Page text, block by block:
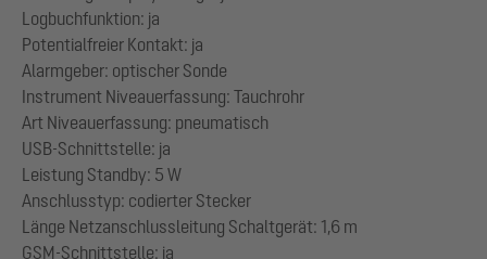
Logbuchfunktion: ja
Potentialfreier Kontakt: ja
Alarmgeber: optischer Sonde
Instrument Niveauerfassung: Tauchrohr
Art Niveauerfassung: pneumatisch
USB-Schnittstelle: ja
Leistung Standby: 5 W
Anschlusstyp: codierter Stecker
Länge Netzanschlussleitung Schaltgerät: 1,6 m